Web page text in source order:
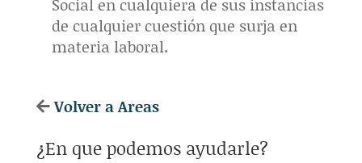
Social en cualquiera de sus instancias
de cualquier cuestión que surja en
materia laboral.
Volver a Areas
¿En que podemos ayudarle?